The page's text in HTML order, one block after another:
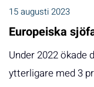
15 augusti 2023
Europeiska
Under 2022 ökade
ytterligare med 3